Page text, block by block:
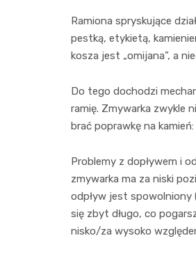
Ramiona spryskujące
pestką, etykietą,
kosza jest „omijana”, a
Do tego dochodzi
ramię. Zmywarka zwykle
brać poprawkę na
Problemy z dopływem i
zmywarka ma za niski
odpływ jest spowolniony
się zbyt długo, co
nisko/za wysoko